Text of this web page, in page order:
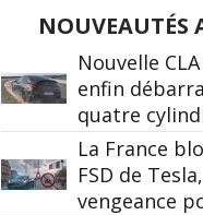
NOUVEAUTÉS
Nouvelle
enfin
quatre
La France
FSD de Tesla,
vengeance